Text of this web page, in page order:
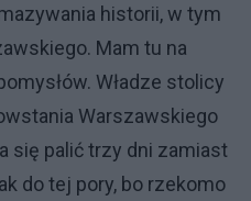
historii, w tym
Mam tu na
Władze stolicy
Warszawskiego
się palić trzy dni zamiast
do tej pory, bo rzekomo